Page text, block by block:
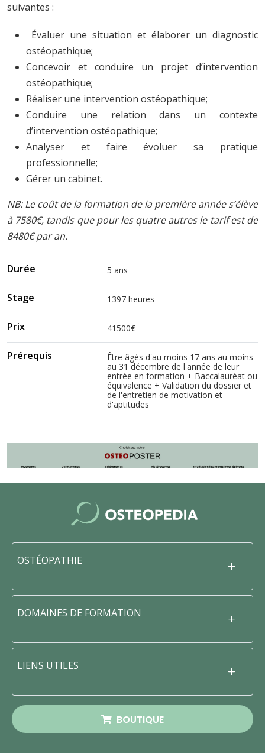
suivantes :
Évaluer une situation et élaborer un diagnostic
ostéopathique;
Concevoir et conduire un projet d’intervention
ostéopathique;
Réaliser une intervention ostéopathique;
Conduire une relation dans un contexte
d’intervention ostéopathique;
Analyser et faire évoluer sa pratique
professionnelle;
Gérer un cabinet.
NB: Le coût de la formation de la première année s’élève
à 7580€, tandis que pour les quatre autres le tarif est de
8480€ par an.
Durée 5 ans
Stage 1397 heures
Prix 41500€
Prérequis
Être âgés d'au moins 17 ans au moins
au 31 décembre de l'année de leur
entrée en formation + Baccalauréat ou
équivalence + Validation du dossier et
de l'entretien de motivation et
d'aptitudes
OSTÉOPATHIE
DOMAINES DE FORMATION
LIENS UTILES
BOUTIQUE